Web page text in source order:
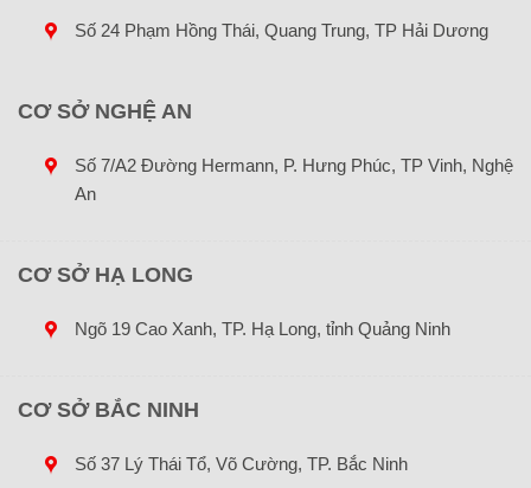
Số 24 Phạm Hồng Thái, Quang Trung, TP Hải Dương
CƠ SỞ NGHỆ AN
Số 7/A2 Đường Hermann, P. Hưng Phúc, TP Vinh, Nghệ
An
CƠ SỞ HẠ LONG
Ngõ 19 Cao Xanh, TP. Hạ Long, tỉnh Quảng Ninh
CƠ SỞ BẮC NINH
Số 37 Lý Thái Tổ, Võ Cường, TP. Bắc Ninh